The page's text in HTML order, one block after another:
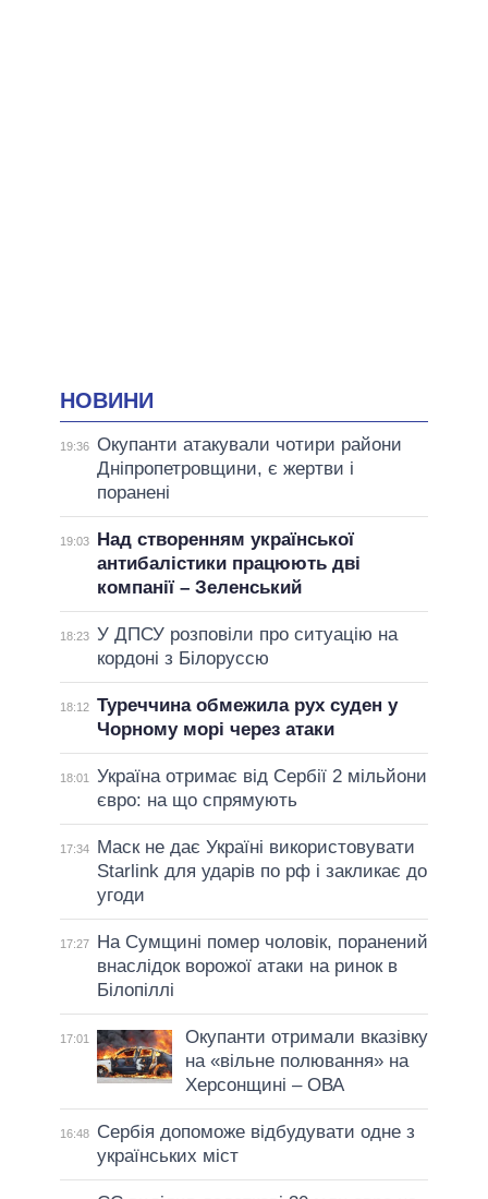
НОВИНИ
19:36 Окупанти атакували чотири райони
Дніпропетровщини, є жертви і
поранені
19:03
Над створенням української
антибалістики працюють дві
компанії – Зеленський
18:23 У ДПСУ розповіли про ситуацію на
кордоні з Білоруссю
18:12 Туреччина обмежила рух суден у
Чорному морі через атаки
18:01
Україна отримає від Сербії 2 мільйони
євро: на що спрямують
17:34
Маск не дає Україні використовувати
Starlink для ударів по рф і закликає до
угоди
17:27
На Сумщині помер чоловік, поранений
внаслідок ворожої атаки на ринок в
Білопіллі
17:01
Окупанти отримали вказівку
на «вільне полювання» на
Херсонщині – ОВА
16:48
Сербія допоможе відбудувати одне з
українських міст